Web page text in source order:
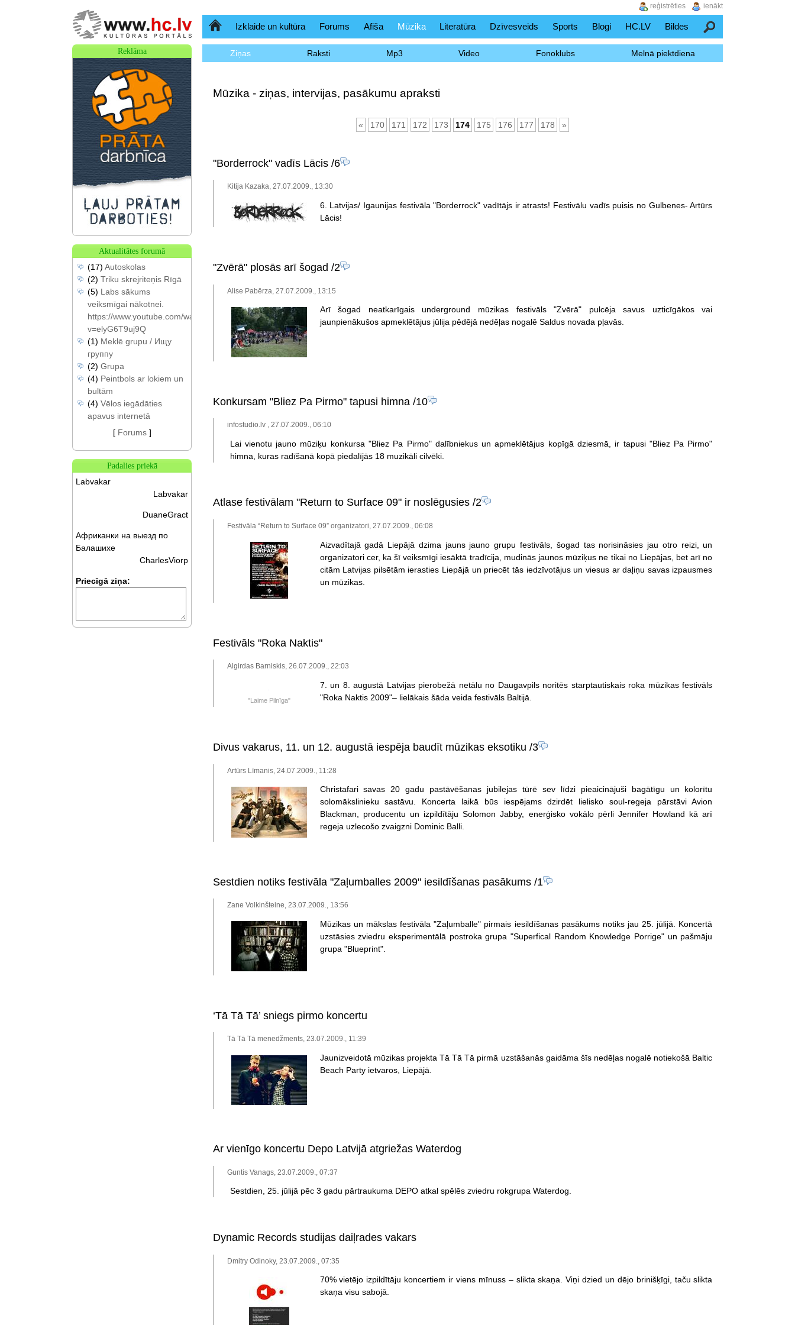
SākumlapaIzklaide un kultūra Forums Afiša Mūzika Literatūra Dzīvesveids Sports Blogi HC.LV Bildes Meklēšana
Ziņas Raksti Mp3 Video Fonoklubs Melnā piektdiena
Mūzika - ziņas, intervijas, pasākumu apraksti
« 170 171 172 173 174 175 176 177 178 »
"Borderrock" vadīs Lācis/6
Kitija Kazaka, 27.07.2009., 13:30
6. Latvijas/ Igaunijas festivāla "Borderrock" vadītājs ir atrasts! Festivālu vadīs puisis no Gulbenes- Artūrs
Lācis!
"Zvērā" plosās arī šogad /2
Alise Pabērza, 27.07.2009., 13:15
Arī šogad neatkarīgais underground mūzikas festivāls "Zvērā" pulcēja savus uzticīgākos vai
jaunpienākušos apmeklētājus jūlija pēdējā nedēļas nogalē Saldus novada pļavās.
Konkursam "Bliez Pa Pirmo" tapusi himna/10
infostudio.lv , 27.07.2009., 06:10
Lai vienotu jauno mūziķu konkursa "Bliez Pa Pirmo" dalībniekus un apmeklētājus kopīgā dziesmā, ir tapusi "Bliez Pa Pirmo"
himna, kuras radīšanā kopā piedalījās 18 muzikāli cilvēki.
Atlase festivālam "Return to Surface 09" ir noslēgusies/2
Festivāla “Return to Surface 09” organizatori, 27.07.2009., 06:08
Aizvadītajā gadā Liepājā dzima jauns jauno grupu festivāls, šogad tas norisināsies jau otro reizi, un
organizatori cer, ka šī veiksmīgi iesāktā tradīcija, mudinās jaunos mūziķus ne tikai no Liepājas, bet arī no
citām Latvijas pilsētām ierasties Liepājā un priecēt tās iedzīvotājus un viesus ar daļiņu savas izpausmes
un mūzikas.
Festivāls "Roka Naktis"
Algirdas Barniskis, 26.07.2009., 22:03
"Laime Pilnīga"
7. un 8. augustā Latvijas pierobežā netālu no Daugavpils noritēs starptautiskais roka mūzikas festivāls
"Roka Naktis 2009"– lielākais šāda veida festivāls Baltijā.
Divus vakarus, 11. un 12. augustā iespēja baudīt mūzikas eksotiku /3
Artūrs Līmanis, 24.07.2009., 11:28
Christafari savas 20 gadu pastāvēšanas jubilejas tūrē sev līdzi pieaicinājuši bagātīgu un kolorītu
solomākslinieku sastāvu. Koncerta laikā būs iespējams dzirdēt lielisko soul-regeja pārstāvi Avion
Blackman, producentu un izpildītāju Solomon Jabby, enerģisko vokālo pērli Jennifer Howland kā arī
regeja uzlecošo zvaigzni Dominic Balli.
Sestdien notiks festivāla "Zaļumballes 2009" iesildīšanas pasākums/1
Zane Volkinšteine, 23.07.2009., 13:56
Mūzikas un mākslas festivāla "Zaļumballe" pirmais iesildīšanas pasākums notiks jau 25. jūlijā. Koncertā
uzstāsies zviedru eksperimentālā postroka grupa "Superfical Random Knowledge Porrige" un pašmāju
grupa "Blueprint".
‘Tā Tā Tā’ sniegs pirmo koncertu
Tā Tā Tā menedžments, 23.07.2009., 11:39
Jaunizveidotā mūzikas projekta Tā Tā Tā pirmā uzstāšanās gaidāma šīs nedēļas nogalē notiekošā Baltic
Beach Party ietvaros, Liepājā.
Ar vienīgo koncertu Depo Latvijā atgriežas Waterdog
Guntis Vanags, 23.07.2009., 07:37
Sestdien, 25. jūlijā pēc 3 gadu pārtraukuma DEPO atkal spēlēs zviedru rokgrupa Waterdog.
Dynamic Records studijas daiļrades vakars
Dmitry Odinoky, 23.07.2009., 07:35
70% vietējo izpildītāju koncertiem ir viens mīnuss – slikta skaņa. Viņi dzied un dējo brinišķīgi, taču slikta
skaņa visu sabojā.
Reklāma
Aktualitātes forumā
(17) Autoskolas
(2) Triku skrejriteņis Rīgā
(5) Labs sākums
veiksmīgai nākotnei.
https://www.youtube.com/watch?
v=elyG6T9uj9Q
(1) Meklē grupu / Ищу
группу
(2) Grupa
(4) Peintbols ar lokiem un
bultām
(4) Vēlos iegādāties
apavus internetā
[ Forums]
Padalies priekā
Labvakar
Labvakar
DuaneGract
Африканки на выезд по
Балашихе
CharlesViorp
Priecīgā ziņa:
ienākt
reģistrēties